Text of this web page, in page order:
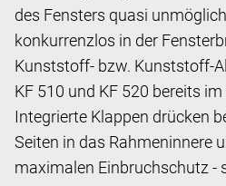
des Fensters quasi
konkurrenzlos in der
Kunststoff- bzw. Kunststoff-
KF 510 und KF 520 bereits
Integrierte Klappen drücken
Seiten in das Rahmeninnere
maximalen Einbruchschutz -